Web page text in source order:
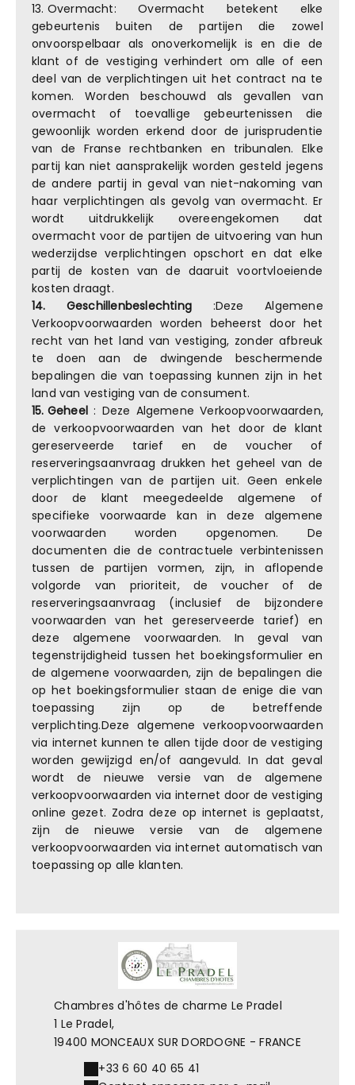
13. Overmacht: Overmacht betekent elke
gebeurtenis buiten de partijen die zowel
onvoorspelbaar als onoverkomelijk is en die de
klant of de vestiging verhindert om alle of een
deel van de verplichtingen uit het contract na te
komen. Worden beschouwd als gevallen van
overmacht of toevallige gebeurtenissen die
gewoonlijk worden erkend door de jurisprudentie
van de Franse rechtbanken en tribunalen. Elke
partij kan niet aansprakelijk worden gesteld jegens
de andere partij in geval van niet-nakoming van
haar verplichtingen als gevolg van overmacht. Er
wordt uitdrukkelijk overeengekomen dat
overmacht voor de partijen de uitvoering van hun
wederzijdse verplichtingen opschort en dat elke
partij de kosten van de daaruit voortvloeiende
kosten draagt.
14. Geschillenbeslechting:Deze Algemene
Verkoopvoorwaarden worden beheerst door het
recht van het land van vestiging, zonder afbreuk
te doen aan de dwingende beschermende
bepalingen die van toepassing kunnen zijn in het
land van vestiging van de consument.
15. Geheel: Deze Algemene Verkoopvoorwaarden,
de verkoopvoorwaarden van het door de klant
gereserveerde tarief en de voucher of
reserveringsaanvraag drukken het geheel van de
verplichtingen van de partijen uit. Geen enkele
door de klant meegedeelde algemene of
specifieke voorwaarde kan in deze algemene
voorwaarden worden opgenomen. De
documenten die de contractuele verbintenissen
tussen de partijen vormen, zijn, in aflopende
volgorde van prioriteit, de voucher of de
reserveringsaanvraag (inclusief de bijzondere
voorwaarden van het gereserveerde tarief) en
deze algemene voorwaarden. In geval van
tegenstrijdigheid tussen het boekingsformulier en
de algemene voorwaarden, zijn de bepalingen die
op het boekingsformulier staan de enige die van
toepassing zijn op de betreffende
verplichting.Deze algemene verkoopvoorwaarden
via internet kunnen te allen tijde door de vestiging
worden gewijzigd en/of aangevuld. In dat geval
wordt de nieuwe versie van de algemene
verkoopvoorwaarden via internet door de vestiging
online gezet. Zodra deze op internet is geplaatst,
zijn de nieuwe versie van de algemene
verkoopvoorwaarden via internet automatisch van
toepassing op alle klanten.
Chambres d'hôtes de charme Le Pradel
1 Le Pradel,
19400 MONCEAUX SUR DORDOGNE - FRANCE
+33 6 60 40 65 41